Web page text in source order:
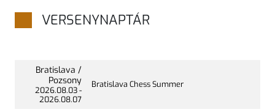
VERSENYNAPTÁR
Bratislava /
Pozsony
2026.08.03-
2026.08.07
Bratislava Chess Summer